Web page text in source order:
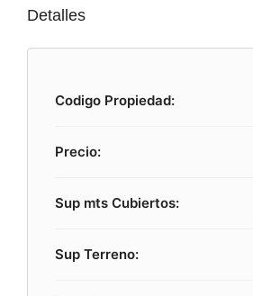
Detalles
Codigo Propiedad:
Precio:
Sup mts Cubiertos:
Sup Terreno: